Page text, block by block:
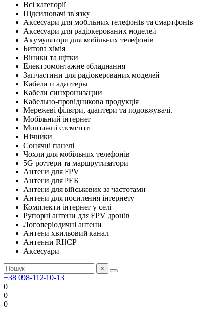
Всі категорії
Підсилювачі зв'язку
Аксесуари для мобільних телефонів та смартфонів
Аксесуари для радіокерованих моделей
Акумулятори для мобільних телефонів
Битова хімія
Віники та щітки
Електромонтажне обладнання
Запчастини для радіокерованих моделей
Кабели и адаптеры
Кабели синхронизации
Кабельно-провідникова продукція
Мережеві фільтри, адаптери та подовжувачі.
Мобільний інтернет
Монтажні елементи
Нічники
Сонячні панелі
Чохли для мобільних телефонів
5G роутери та маршрутизатори
Антени для FPV
Антени для РЕБ
Антени для військових за частотами
Антени для посилення інтернету
Комплекти інтернет у селі
Рупорні антени для FPV дронів
Логоперіодичні антени
Антени хвильовий канал
Антенни RHCP
Аксесуари
×
+38 098-112-10-13
0
0
0